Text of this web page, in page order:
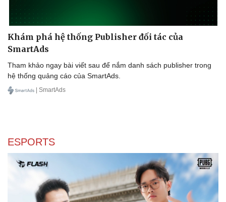
Khám phá hệ thống Publisher đối tác của
SmartAds
Tham khảo ngay bài viết sau để nắm danh sách publisher trong
hệ thống quảng cáo của SmartAds.
| SmartAds
ESPORTS